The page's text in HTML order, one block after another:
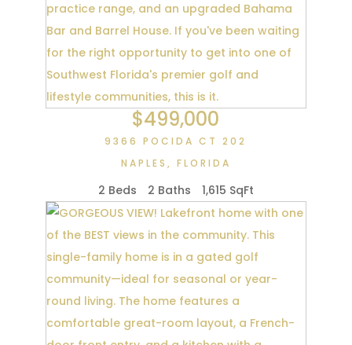
$499,000
9366 POCIDA CT 202
NAPLES , FLORIDA
2 Beds 2 Baths 1,615 SqFt